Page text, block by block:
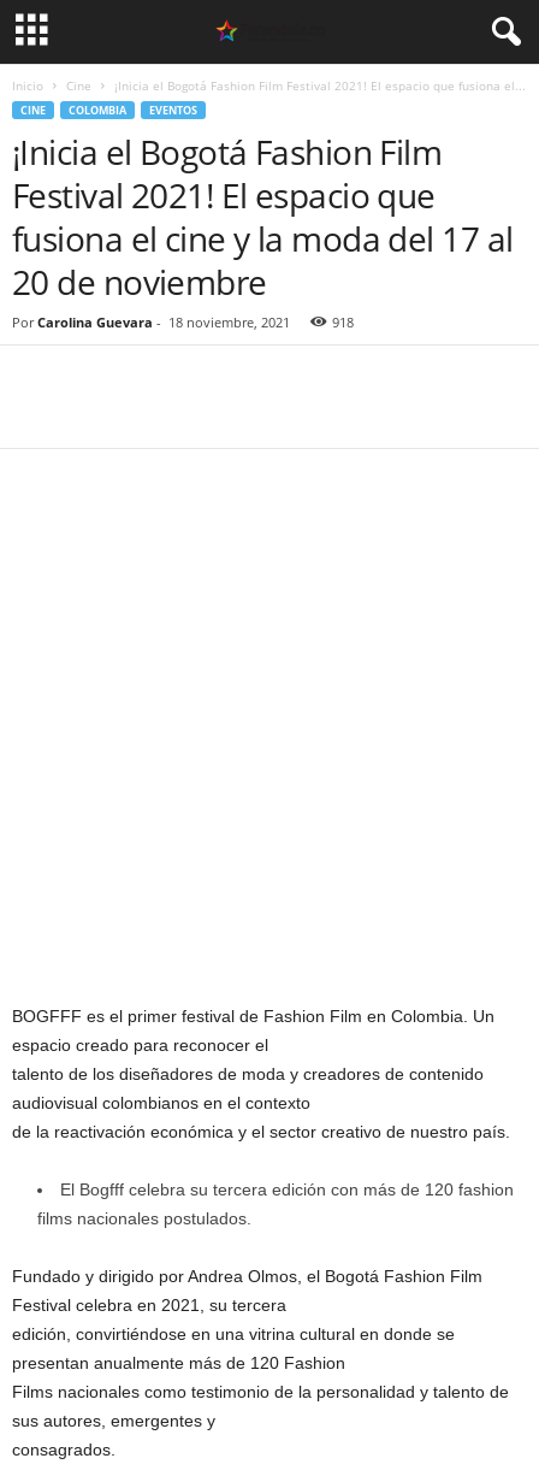
Inicio Cine ¡Inicia el Bogotá Fashion Film Festival 2021! El espacio que fusiona el...
CINE COLOMBIA EVENTOS
¡Inicia el Bogotá Fashion Film
Festival 2021! El espacio que
fusiona el cine y la moda del 17 al
20 de noviembre
Por Carolina Guevara - 18 noviembre, 2021 918
BOGFFF es el primer festival de Fashion Film en Colombia. Un
espacio creado para reconocer el
talento de los diseñadores de moda y creadores de contenido
audiovisual colombianos en el contexto
de la reactivación económica y el sector creativo de nuestro país.
El Bogfff celebra su tercera edición con más de 120 fashion
films nacionales postulados.
Fundado y dirigido por Andrea Olmos, el Bogotá Fashion Film
Festival celebra en 2021, su tercera
edición, convirtiéndose en una vitrina cultural en donde se
presentan anualmente más de 120 Fashion
Films nacionales como testimonio de la personalidad y talento de
sus autores, emergentes y
consagrados.